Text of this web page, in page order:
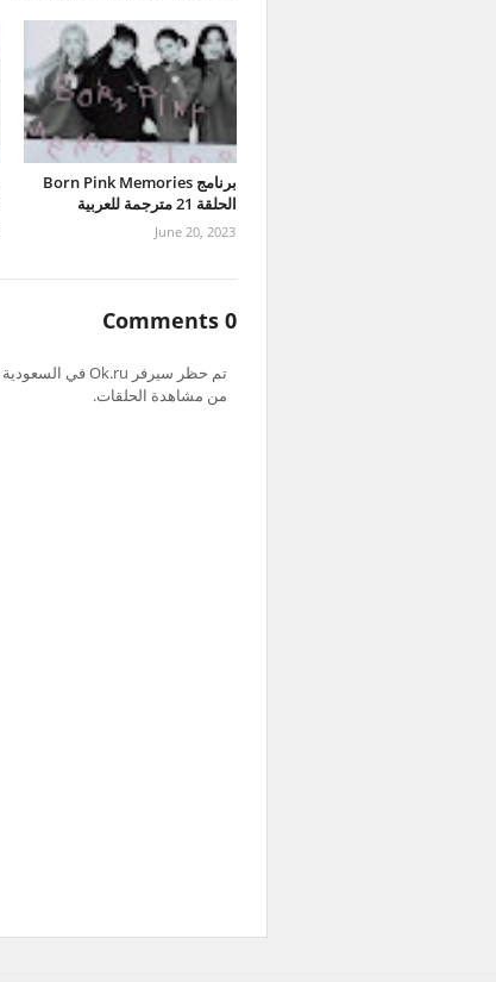
برنامج Born Pink Memories
الحلقة 21 مترجمة للعربية
June 20, 2023
0 Comments
من مشاهدة الحلقات.